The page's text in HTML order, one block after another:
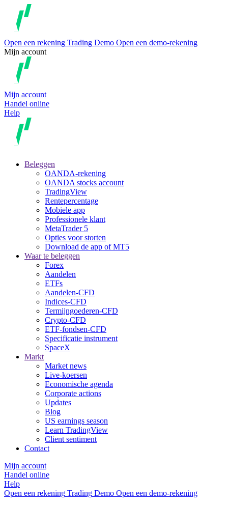
Open een rekening Trading Demo Open een demo-rekening
Mijn account
Mijn account
Handel online
Help
Beleggen
OANDA-rekening
OANDA stocks account
TradingView
Rentepercentage
Mobiele app
Professionele klant
MetaTrader 5
Opties voor storten
Download de app of MT5
Waar te beleggen
Forex
Aandelen
ETFs
Aandelen-CFD
Indices-CFD
Termijngoederen-CFD
Crypto-CFD
ETF-fondsen-CFD
Specificatie instrument
SpaceX
Markt
Market news
Live-koersen
Economische agenda
Corporate actions
Updates
Blog
US earnings season
Learn TradingView
Client sentiment
Contact
Mijn account
Handel online
Help
Open een rekening Trading Demo Open een demo-rekening